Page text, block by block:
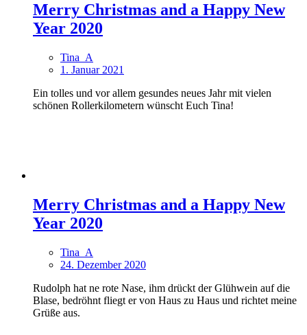
Merry Christmas and a Happy New
Year 2020
Tina_A
1. Januar 2021
Ein tolles und vor allem gesundes neues Jahr mit vielen
schönen Rollerkilometern wünscht Euch Tina!
Merry Christmas and a Happy New
Year 2020
Tina_A
24. Dezember 2020
Rudolph hat ne rote Nase, ihm drückt der Glühwein auf die
Blase, bedröhnt fliegt er von Haus zu Haus und richtet meine
Grüße aus.